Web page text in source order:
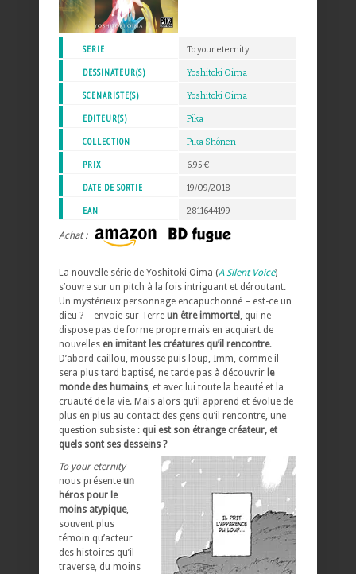
SERIE To your eternity
DESSINATEUR(S) Yoshitoki Oima
SCENARISTE(S) Yoshitoki Oima
EDITEUR(S) Pika
COLLECTION Pika Shônen
PRIX 6.95 €
DATE DE SORTIE 19/09/2018
EAN 2811644199
Achat :
La nouvelle série de Yoshitoki Oima (A Silent Voice)
s’ouvre sur un pitch à la fois intriguant et déroutant.
Un mystérieux personnage encapuchonné – est-ce un
dieu ? – envoie sur Terre un être immortel
, qui ne
dispose pas de forme propre mais en acquiert de
nouvelles en imitant les créatures qu’il rencontre.
D’abord caillou, mousse puis loup, Imm, comme il
sera plus tard baptisé, ne tarde pas à découvrir le
monde des humains , et avec lui toute la beauté et la
cruauté de la vie. Mais alors qu’il apprend et évolue de
plus en plus au contact des gens qu’il rencontre, une
question subsiste : qui est son étrange créateur, et
quels sont ses desseins ?
To your eternity
nous présente un
héros pour le
moins atypique,
souvent plus
témoin qu’acteur
des histoires qu’il
traverse, du moins